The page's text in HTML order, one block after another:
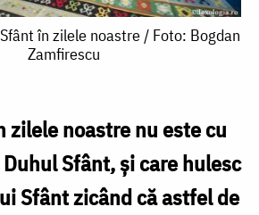
în zilele noastre / Foto: Bogdan
Zamfirescu
zilele noastre nu este cu
Sfânt, și care hulesc
Sfânt zicând că astfel de